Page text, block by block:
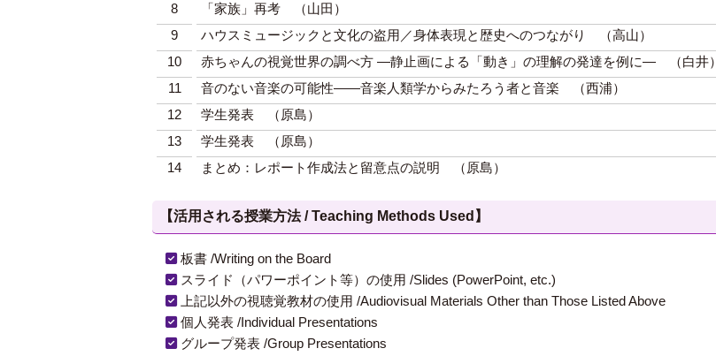
8
「家族」再考 （山田）
9
ハウスミュージックと文化の盗用／身体表現と歴史へのつながり （高山）
10
赤ちゃんの視覚世界の調べ方 —静止画による「動き」の理解の発達を例に— （白井）
11
音のない音楽の可能性——音楽人類学からみたろう者と音楽 （西浦）
12
学生発表 （原島）
13
学生発表 （原島）
14
まとめ：レポート作成法と留意点の説明 （原島）
【活用される授業方法 / Teaching Methods Used】
板書 /Writing on the Board
スライド（パワーポイント等）の使用 /Slides (PowerPoint, etc.)
上記以外の視聴覚教材の使用 /Audiovisual Materials Other than Those Listed Above
個人発表 /Individual Presentations
グループ発表 /Group Presentations